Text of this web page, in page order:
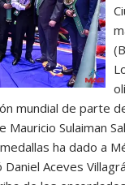
mundial de parte
Sulaiman
ha dado a
Aceves